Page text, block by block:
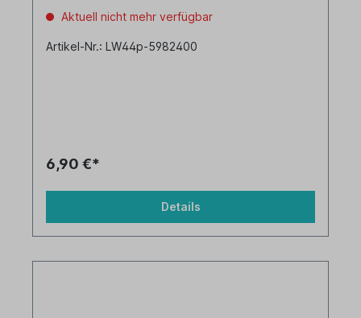
Aktuell nicht mehr verfügbar
Artikel-Nr.: LW44p-5982400
6,90 €*
Details